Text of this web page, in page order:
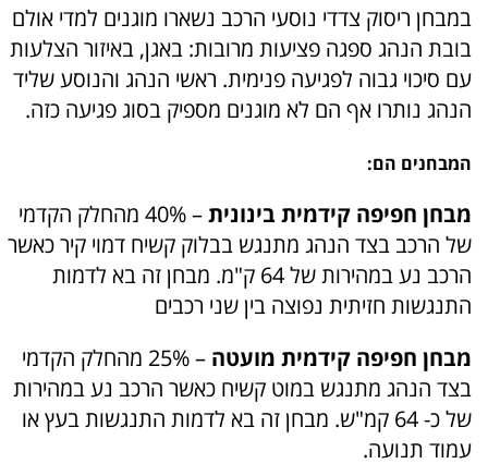
במבחן ריסוק צדדי נוסעי הרכב נשארו מוגנים למדי אולם
בובת הנהג ספגה פציעות מרובות: באגן, באיזור הצלעות
עם סיכוי גבוה לפגיעה פנימית. ראשי הנהג והנוסע שליד
הנהג נותרו אף הם לא מוגנים מספיק בסוג פגיעה כזה.
המבחנים הם:
מבחן חפיפה קידמית בינונית
– 40% מהחלק הקדמי
של הרכב בצד הנהג מתנגש בבלוק קשיח דמוי קיר כאשר
הרכב נע במהירות של 64 ק"מ. מבחן זה בא לדמות
התנגשות חזיתית נפוצה בין שני רכבים
מבחן חפיפה קידמית מועטה
– 25% מהחלק הקדמי
בצד הנהג מתנגש במוט קשיח כאשר הרכב נע במהירות
של כ- 64 קמ"ש. מבחן זה בא לדמות התנגשות בעץ או
עמוד תנועה.